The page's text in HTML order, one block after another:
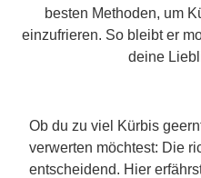
besten Methoden, um
einzufrieren. So bleibt er
deine
Ob du zu viel Kürbis
verwerten möchtest: Die
entscheidend. Hier